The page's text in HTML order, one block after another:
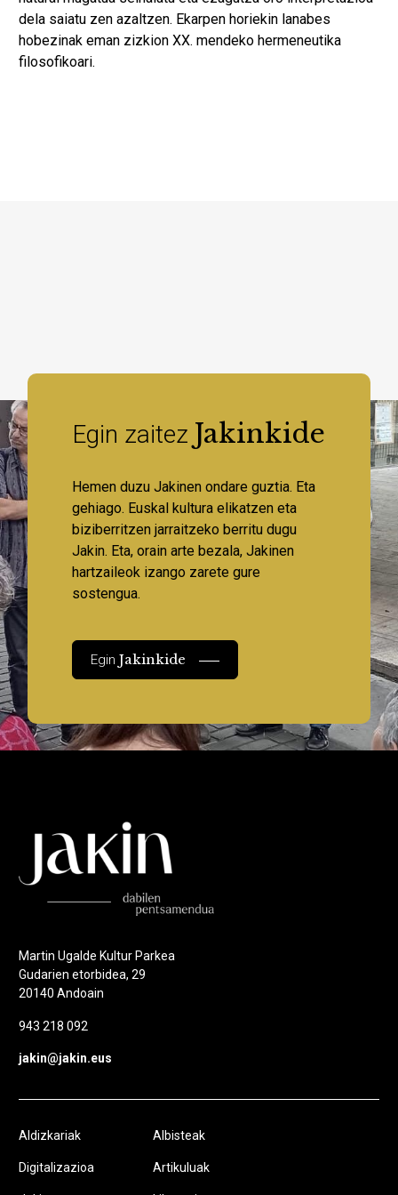
dela saiatu zen azaltzen. Ekarpen horiekin lanabes
hobezinak eman zizkion XX. mendeko hermeneutika
filosofikoari.
Egin zaitez Jakinkide
Hemen duzu Jakinen ondare guztia. Eta
gehiago. Euskal kultura elikatzen eta
biziberritzen jarraitzeko berritu dugu
Jakin. Eta, orain arte bezala, Jakinen
hartzaileok izango zarete gure
sostengua.
EginJakinkide
Martin Ugalde Kultur Parkea
Gudarien etorbidea, 29
20140 Andoain
943 218 092
jakin@jakin.eus
Aldizkariak
Digitalizazioa
Albisteak
Artikuluak